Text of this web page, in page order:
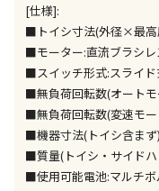
特定の店舗の
お届けができ
※同時購入の
す
委託業者によ
※ほか商品と
が、ご購入手
※支払い方法
※電話注文は
[仕様]:
■トイシ寸法(外径×最
■モーター:直流ブラシレ
■スイッチ形式:スライド
■無負荷回転数(オート
■無負荷回転数(変速モ
■機器寸法(トイシ含ま
■質量(トイシ・サイドハ
■使用可能電池:マルチ